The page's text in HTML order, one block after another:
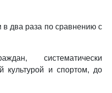
в два раза по сравнению с
систематически
культурой и спортом, до